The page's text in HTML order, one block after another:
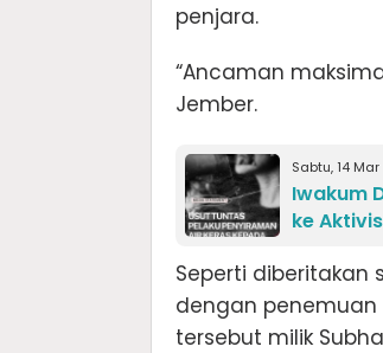
penjara.
“Ancaman
Jember.
Sabtu, 14
Iwakum
ke
Seperti diberitakan
dengan penemuan
tersebut milik